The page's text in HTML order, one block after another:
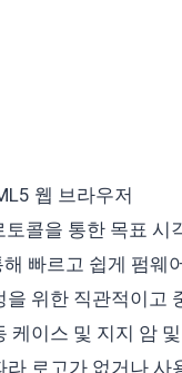
웹 브라우저
토콜을 통한 목표 시
해 빠르고 쉽게 펌웨
을 위한 직관적이고
케이스 및 지지 암
라 로고가 없거나